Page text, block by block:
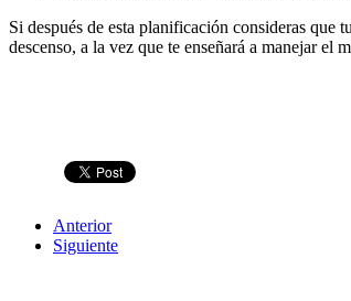
Si después de esta planificación consideras
descenso, a la vez que te enseñará a manejar
Anterior
Siguiente